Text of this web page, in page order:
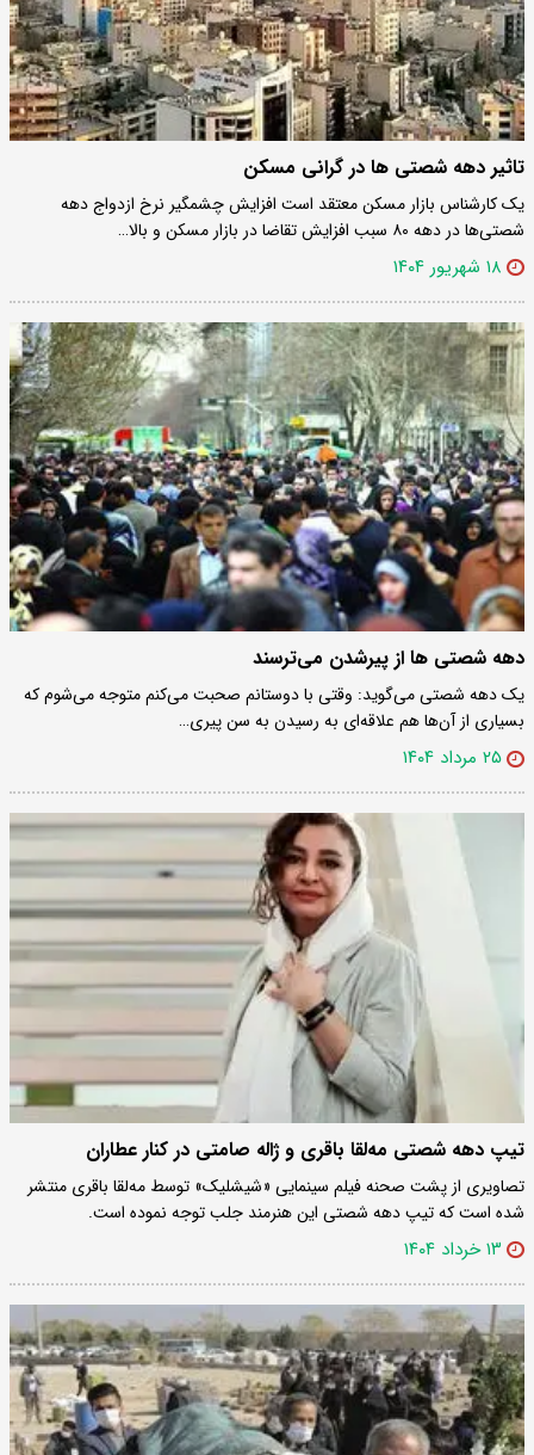
تاثیر دهه شصتی ها در گرانی مسکن
یک کارشناس بازار مسکن معتقد است افزایش چشمگیر نرخ ازدواج دهه
شصتی‌ها در دهه ۸۰ سبب افزایش تقاضا در بازار مسکن و بالا…
۱۸ شهریور ۱۴۰۴
دهه شصتی ها از پیرشدن می‌ترسند
یک دهه شصتی می‌گوید: وقتی با دوستانم صحبت می‌کنم متوجه می‌شوم که
بسیاری از آن‌ها هم علاقه‌ای به رسیدن به سن پیری…
۲۵ مرداد ۱۴۰۴
تیپ دهه شصتی مه‌لقا باقری و ژاله صامتی در کنار عطاران
تصاویری از پشت صحنه فیلم سینمایی «شیشلیک» توسط مه‌لقا باقری منتشر
شده است که تیپ دهه شصتی این هنرمند جلب توجه نموده است.
۱۳ خرداد ۱۴۰۴